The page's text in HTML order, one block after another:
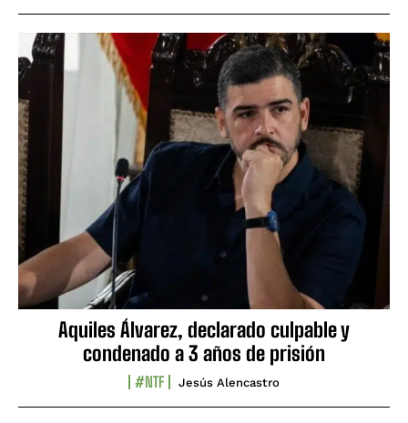
Aquiles Álvarez, declarado culpable y
condenado a 3 años de prisión
#NTF Jesús Alencastro